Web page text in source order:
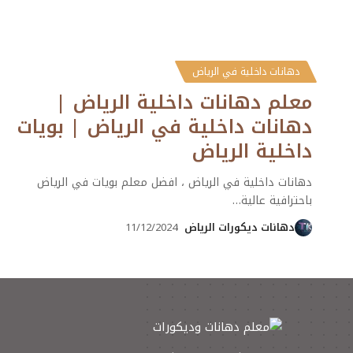
دهانات داخلية في الرياض
معلم دهانات داخلية الرياض |
دهانات داخلية في الرياض | بويات
داخلية الرياض
دهانات داخلية في الرياض ، افضل معلم بويات في الرياض
باحترافية عالية…
دهانات ديكورات الرياض 11/12/2024